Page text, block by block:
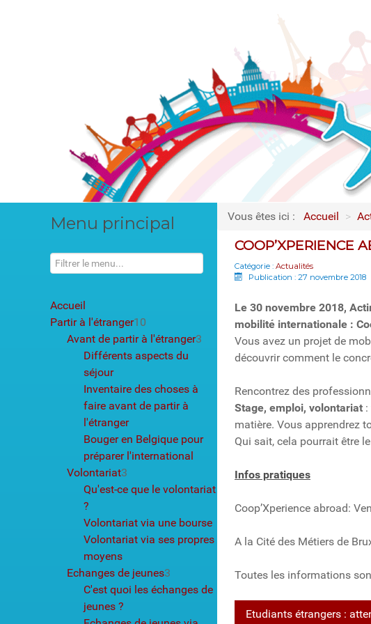
Menu principal
Accueil
Partir à l'étranger10
Avant de partir à l'étranger3
Différents aspects du
séjour
Inventaire des choses à
faire avant de partir à
l'étranger
Bouger en Belgique pour
préparer l'international
Volontariat3
Qu'est-ce que le volontariat
?
Volontariat via une bourse
Volontariat via ses propres
moyens
Echanges de jeunes3
C'est quoi les échanges de
jeunes ?
Vous êtes ici : Accueil >
COOP’XPERIENCE
Catégorie : Actualités
Publication : 27 novembre 2018
Le 30 novembre 2018,
mobilité internationale :
Vous avez un projet de
découvrir comment le
Rencontrez des
Stage, emploi, volontariat
matière. Vous apprendrez
Qui sait, cela pourrait être
Infos pratiques
Coop’Xperience abroad:
A la Cité des Métiers de
Toutes les informations
Etudiants étrangers :